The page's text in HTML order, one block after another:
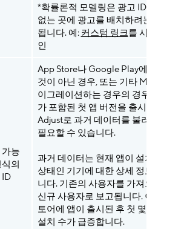
*확률론적 모델링은 광고 ID를 사용
없는 곳에 광고를 배치하려는 경우
됩니다. 예: 커스텀 링크를 사용하는
인
능
의
App Store나 Google Play에 앱이 새
것이 아닌 경우, 또는 기타 MMP에서
이그레이션하는 경우의 경우, Adjust
가 포함된 첫 앱 버전을 출시하기 전에
Adjust로 과거 데이터를 불러오는 것
필요할 수 있습니다.
과거 데이터는 현재 앱이 설치되고
상태인 기기에 대한 상세 정보를 포
니다. 기존의 사용자를 가져오지 않
신규 사용자로 보고됩니다. 이에 따
토어에 앱이 출시된 후 첫 몇 주 동안
설치 수가 급증합니다.